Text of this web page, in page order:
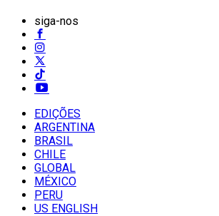
siga-nos
EDIÇÕES
ARGENTINA
BRASIL
CHILE
GLOBAL
MÉXICO
PERU
US ENGLISH